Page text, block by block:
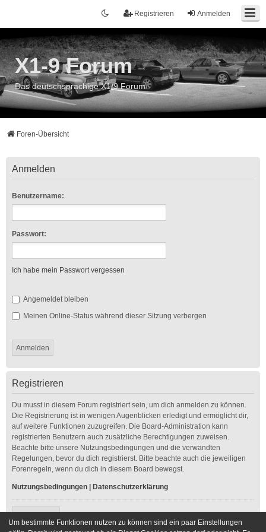
Anmelden
Registrieren
X1-9 Forum
Das deutschsprachige X1/9 Forum
Foren-Übersicht
Anmelden
Benutzername:
Passwort:
Ich habe mein Passwort vergessen
Angemeldet bleiben
Meinen Online-Status während dieser Sitzung verbergen
Registrieren
Du musst in diesem Forum registriert sein, um dich anmelden zu können.
Die Registrierung ist in wenigen Augenblicken erledigt und ermöglicht dir,
auf weitere Funktionen zuzugreifen. Die Board-Administration kann
registrierten Benutzern auch zusätzliche Berechtigungen zuweisen.
Beachte bitte unsere Nutzungsbedingungen und die verwandten
Regelungen, bevor du dich registrierst. Bitte beachte auch die jeweiligen
Forenregeln, wenn du dich in diesem Board bewegst.
Nutzungsbedingungen Datenschutzerklärung
Um bestimmte Funktionen nutzen zu können sind ein paar Einstellungen